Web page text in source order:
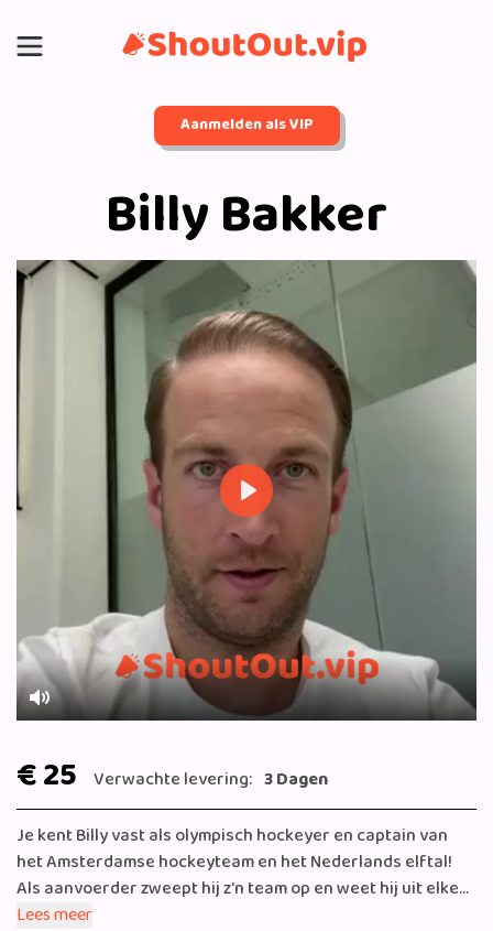
Aanmelden als VIP
Billy Bakker
Mute
Play
€ 25 Verwachte levering: 3 Dagen
Je kent Billy vast als olympisch hockeyer en captain van
het Amsterdamse hockeyteam en het Nederlands elftal!
Als aanvoerder zweept hij z'n team op en weet hij uit elke
moeilijke situatie een uitweg. Billy in drie woorden:
Lees meer